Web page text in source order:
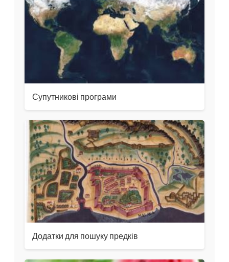
Супутникові програми
Додатки для пошуку предків